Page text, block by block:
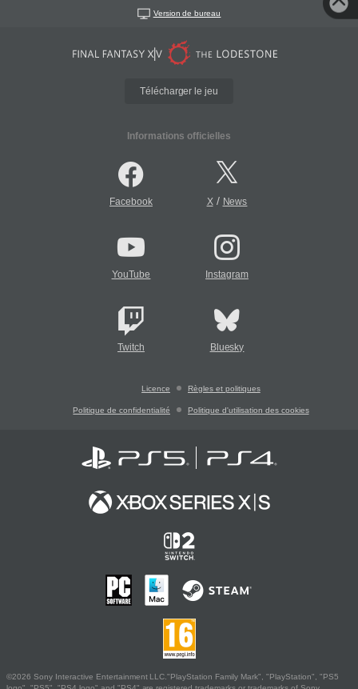
Version de bureau
Télécharger le jeu
Informations officielles
Facebook X/ News
YouTube Instagram
Twitch Bluesky
Licence Règles et politiques
Politique de confidentialité Politique d'utilisation des cookies
©2026 Sony Interactive Entertainment LLC."PlayStation Family Mark", "PlayStation", "PS5